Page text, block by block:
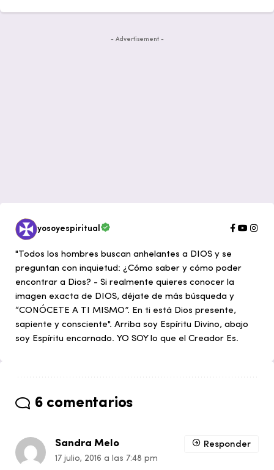
- Advertisement -
yosoyespiritual
"Todos los hombres buscan anhelantes a DIOS y se
preguntan con inquietud: ¿Cómo saber y cómo poder
encontrar a Dios? - Si realmente quieres conocer la
imagen exacta de DIOS, déjate de más búsqueda y
“CONÓCETE A TI MISMO”. En ti está Dios presente,
sapiente y consciente". Arriba soy Espíritu Divino, abajo
soy Espíritu encarnado. YO SOY lo que el Creador Es.
6 comentarios
Sandra Melo
17 julio, 2016 a las 7:48 pm
Responder